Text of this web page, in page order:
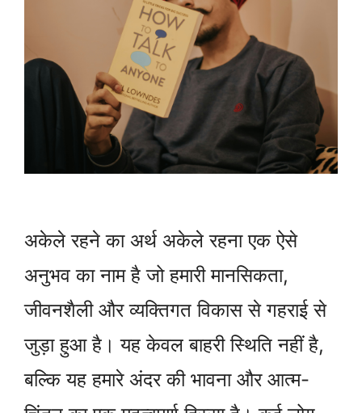
अकेले रहने का अर्थ अकेले रहना एक ऐसे
अनुभव का नाम है जो हमारी मानसिकता,
जीवनशैली और व्यक्तिगत विकास से गहराई से
जुड़ा हुआ है। यह केवल बाहरी स्थिति नहीं है,
बल्कि यह हमारे अंदर की भावना और आत्म-